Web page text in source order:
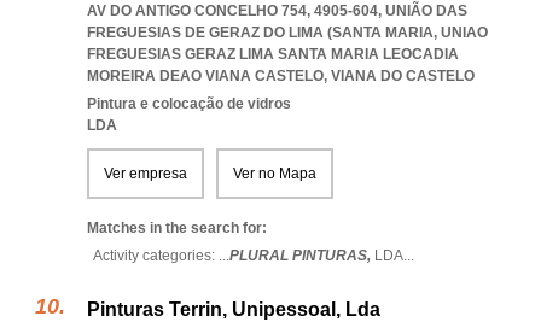
AV DO ANTIGO CONCELHO 754, 4905-604, UNIÃO DAS
FREGUESIAS DE GERAZ DO LIMA (SANTA MARIA, UNIAO
FREGUESIAS GERAZ LIMA SANTA MARIA LEOCADIA
MOREIRA DEAO VIANA CASTELO, VIANA DO CASTELO
Pintura e colocação de vidros
LDA
Ver empresa Ver no Mapa
Matches in the search for:
Activity categories: ...PLURAL PINTURAS, LDA...
Pinturas Terrin, Unipessoal, Lda